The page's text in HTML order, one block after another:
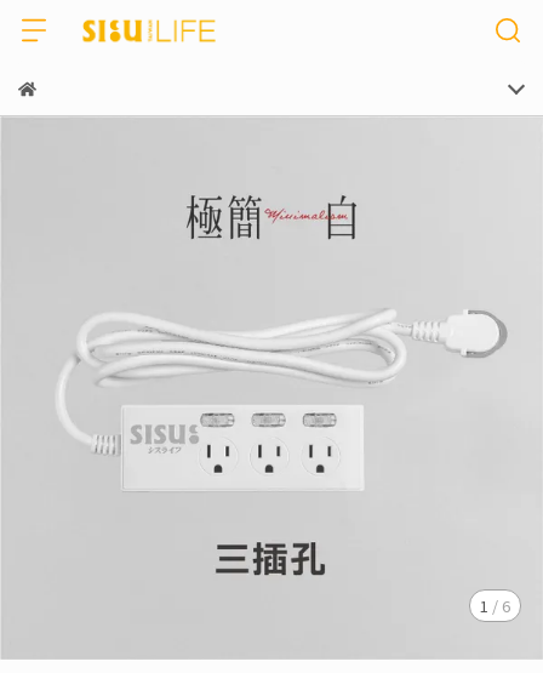
1 / 6